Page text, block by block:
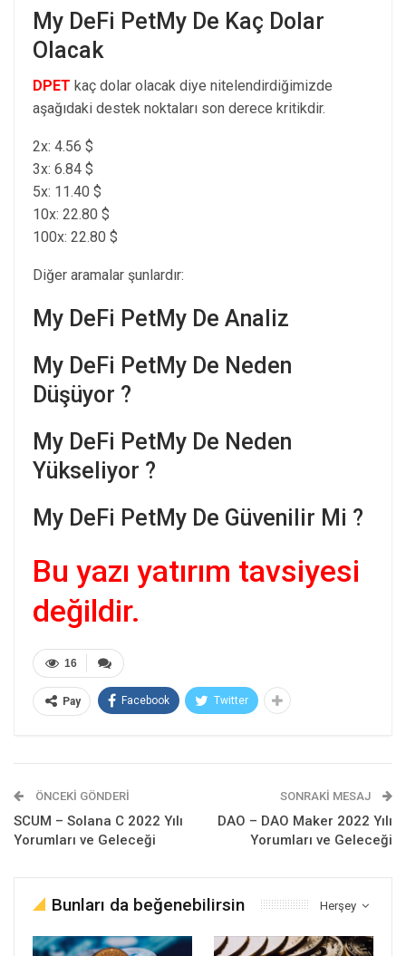
My DeFi PetMy De Kaç Dolar
Olacak
DPET kaç dolar olacak diye nitelendirdiğimizde
aşağıdaki destek noktaları son derece kritikdir.
2x: 4.56 $
3x: 6.84 $
5x: 11.40 $
10x: 22.80 $
100x: 22.80 $
Diğer aramalar şunlardır:
My DeFi PetMy De Analiz
My DeFi PetMy De Neden
Düşüyor ?
My DeFi PetMy De Neden
Yükseliyor ?
My DeFi PetMy De Güvenilir Mi ?
Bu yazı yatırım tavsiyesi
değildir.
16
Pay Facebook Twitter
ÖNCEKI GÖNDERI
SCUM – Solana C 2022 Yılı
Yorumları ve Geleceği
SONRAKI MESAJ
DAO – DAO Maker 2022 Yılı
Yorumları ve Geleceği
Herşey
Bunları da beğenebilirsin